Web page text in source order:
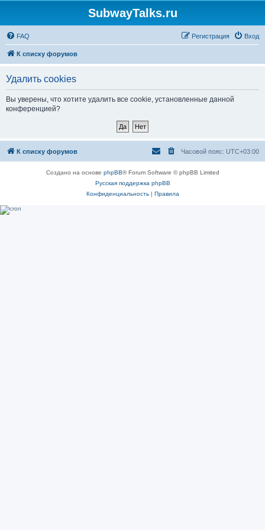
SubwayTalks.ru
FAQ Вход
Регистрация
К списку форумов
Удалить cookies
Вы уверены, что хотите удалить все cookie, установленные данной
конференцией?
К списку форумов Часовой пояс: UTC+03:00
Создано на основе phpBB® Forum Software © phpBB Limited
Русская поддержка phpBB
Конфиденциальность| Правила